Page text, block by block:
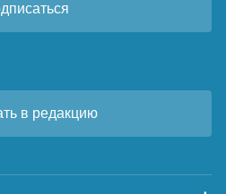
в редакцию